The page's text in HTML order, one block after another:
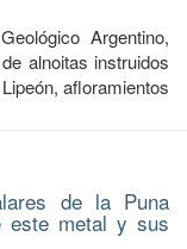
Argentino,
alnoitas instruidos
afloramientos
de la Puna
este metal y sus